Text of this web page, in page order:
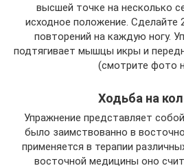
высшей точке на несколько
исходное положение. Сделайте
повторений на каждую ногу.
подтягивает мышцы икры и
(смотрите фото
Ходьба на
Упражнение представляет
было заимствованно в
применяется в терапии
восточной медицины оно